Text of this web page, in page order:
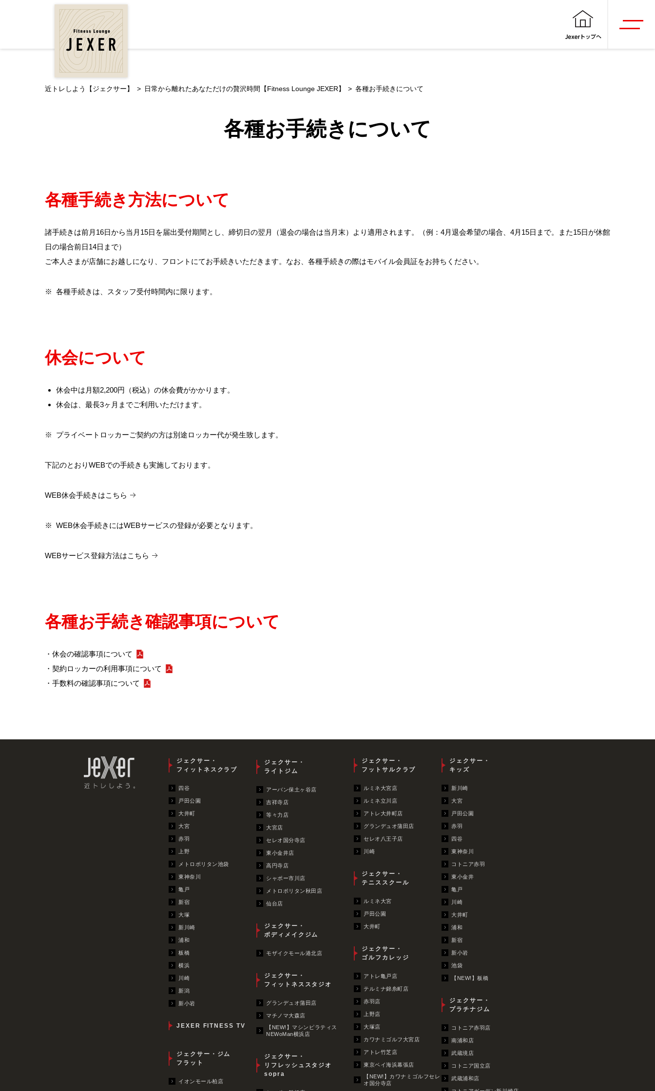
近トレしよう【ジェクサー】 日常から離れたあなただけの贅沢時間【Fitness Lounge JEXER】 各種お手続きについて
各種お手続きについて
各種手続き方法について
諸手続きは前月16日から当月15日を届出受付期間とし、締切日の翌月（退会の場合は当月末）より適用されます。（例：4月退会希望の場合、4月15日まで。また15日が休館
日の場合前日14日まで）
ご本人さまが店舗にお越しになり、フロントにてお手続きいただきます。なお、各種手続きの際はモバイル会員証をお持ちください。
※ 各種手続きは、スタッフ受付時間内に限ります。
休会について
休会中は月額2,200円（税込）の休会費がかかります。
休会は、最長3ヶ月までご利用いただけます。
※ プライベートロッカーご契約の方は別途ロッカー代が発生致します。
下記のとおりWEBでの手続きも実施しております。
WEB休会手続きはこちら
※ WEB休会手続きにはWEBサービスの登録が必要となります。
WEBサービス登録方法はこちら
各種お手続き確認事項について
・休会の確認事項について
・契約ロッカーの利用事項について
・手数料の確認事項について
ジェクサー・
フィットネスクラブ
四谷
戸田公園
大井町
大宮
赤羽
上野
メトロポリタン池袋
東神奈川
亀戸
新宿
大塚
新川崎
浦和
板橋
横浜
川崎
新潟
新小岩
JEXER FITNESS TV
ジェクサー・ジム
フラット
イオンモール柏店
ジェクサー・
ライトジム
アーバン保土ヶ谷店
吉祥寺店
等々力店
大宮店
セレオ国分寺店
東小金井店
高円寺店
シャポー市川店
メトロポリタン秋田店
仙台店
ジェクサー・
ボディメイクジム
モザイクモール港北店
ジェクサー・
フィットネススタジオ
グランデュオ蒲田店
マチノマ大森店
【NEW!】マシンピラティス
NEWoMan横浜店
ジェクサー・
リフレッシュスタジオ
sopra
ジェクサー・
フットサルクラブ
ルミネ大宮店
ルミネ立川店
アトレ大井町店
グランデュオ蒲田店
セレオ八王子店
川崎
ジェクサー・
テニススクール
ルミネ大宮
戸田公園
大井町
ジェクサー・
ゴルフカレッジ
アトレ亀戸店
テルミナ錦糸町店
赤羽店
上野店
大塚店
カワナミゴルフ大宮店
アトレ竹芝店
東京ベイ海浜幕張店
【NEW!】カワナミゴルフセレ
オ国分寺店
ジェクサー・
キッズ
新川崎
大宮
戸田公園
赤羽
四谷
東神奈川
コトニア赤羽
東小金井
亀戸
川崎
大井町
浦和
新宿
新小岩
池袋
【NEW!】板橋
ジェクサー・
プラチナジム
コトニア赤羽店
南浦和店
武蔵境店
コトニア国立店
武蔵浦和店